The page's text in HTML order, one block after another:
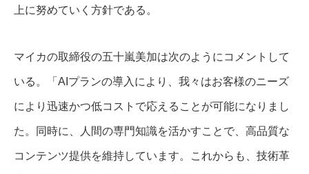
上に努めていく方針である。
マイカの取締役の五十嵐美加は次のようにコメントして
いる。「AIプランの導入により、我々はお客様のニーズ
により迅速かつ低コストで応えることが可能になりまし
た。同時に、人間の専門知識を活かすことで、高品質な
コンテンツ提供を維持しています。これからも、技術革